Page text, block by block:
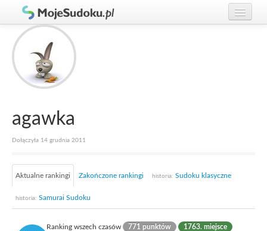
Graj w Sudoku!
Zasady Sudoku
Rankingi
agawka
Dołączyła 14 grudnia 2011
Aktualne rankingi Zakończone rankingi historia: Sudoku klasyczne
historia: Samurai Sudoku
Ranking wszech czasów 771 punktów 1763. miejsce